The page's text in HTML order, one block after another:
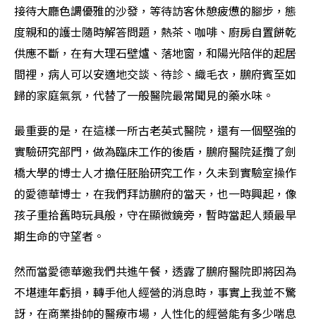
接待大廳色調優雅的沙發，等待訪客休憩疲憊的腳步，態
度親和的護士隨時解答問題，熱茶、咖啡、廚房自置餅乾
供應不斷，在有大理石壁爐、落地窗，和陽光陪伴的起居
間裡，病人可以安適地交談、待診、織毛衣，鵬府賓至如
歸的家庭氣氛，代替了一般醫院最常聞見的藥水味。
最重要的是，在這樣一所古老英式醫院，還有一個堅強的
實驗研究部門，做為臨床工作的後盾，鵬府醫院延攬了劍
橋大學的博士人才擔任胚胎研究工作，久未到實驗室操作
的愛德華博士，在我們拜訪鵬府的當天，也一時興起，像
孩子重拾舊時玩具般，守在顯微鏡旁，暫時當起人類最早
期生命的守望者。
然而當愛德華邀我們共進午餐，透露了鵬府醫院即將因為
不堪連年虧損，轉手他人經營的消息時，事實上我並不驚
訝，在商業掛帥的醫療市場，人性化的經營能有多少喘息